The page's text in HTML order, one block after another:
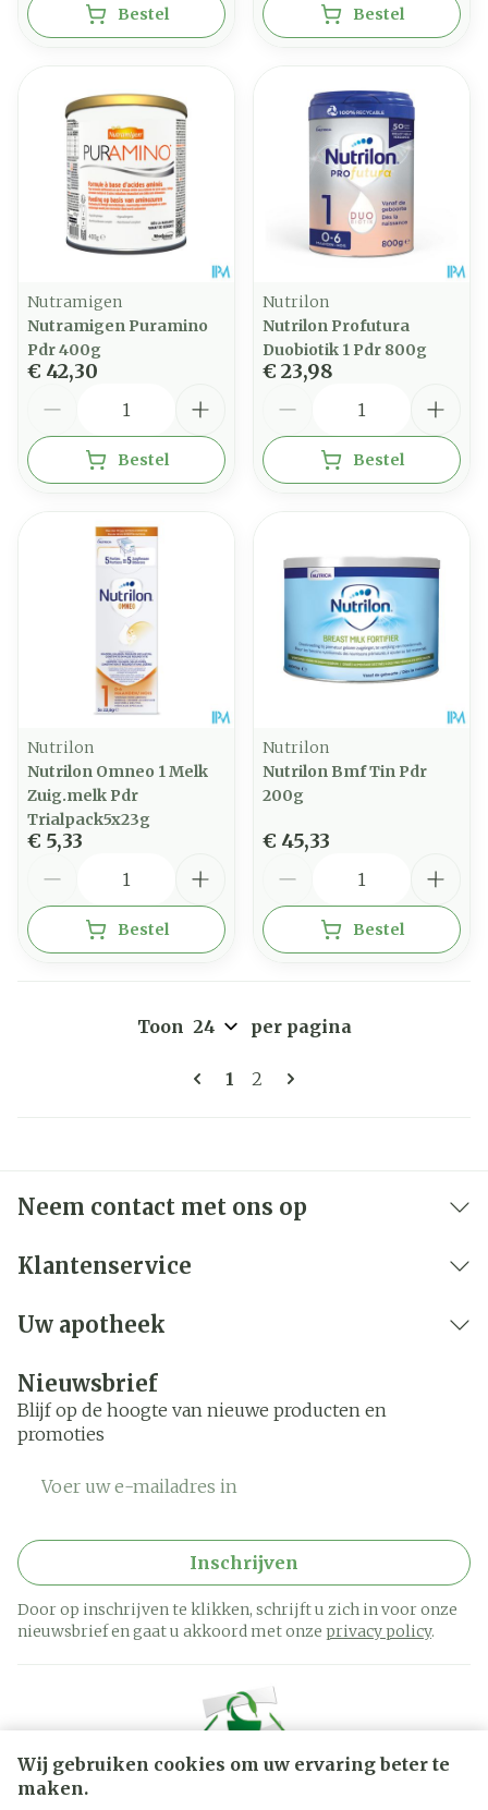
Wij gebruiken cookies om uw ervaring beter te
maken.
Bestel Bestel
Nutramigen
Nutramigen Puramino
Pdr 400g
€ 42,30
Bestel
Nutrilon
Nutrilon Profutura
Duobiotik 1 Pdr 800g
€ 23,98
Bestel
Nutrilon
Nutrilon Omneo 1 Melk
Zuig.melk Pdr
Trialpack5x23g
€ 5,33
Bestel
Nutrilon
Nutrilon Bmf Tin Pdr
200g
€ 45,33
Bestel
Pagina's
U lees momenteel pagina
1 Pagina
2
Toon per pagina
Neem contact met ons op
Klantenservice
Uw apotheek
Nieuwsbrief
Blijf op de hoogte van nieuwe producten en
promoties
Inschrijven
Door op inschrijven te klikken, schrijft u zich in voor onze
nieuwsbrief en gaat u akkoord met onze privacy policy.